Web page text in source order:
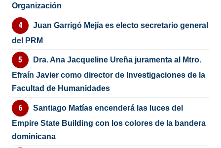
Organización
Juan Garrigó Mejía es electo secretario general
del PRM
Dra. Ana Jacqueline Ureña juramenta al Mtro.
Efraín Javier como director de Investigaciones de la
Facultad de Humanidades
Santiago Matías encenderá las luces del
Empire State Building con los colores de la bandera
dominicana